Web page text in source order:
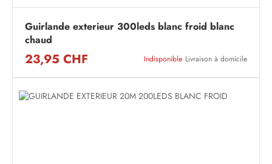
Guirlande exterieur 300leds blanc froid blanc
chaud
23,95 CHF Indisponible Livraison à domicile